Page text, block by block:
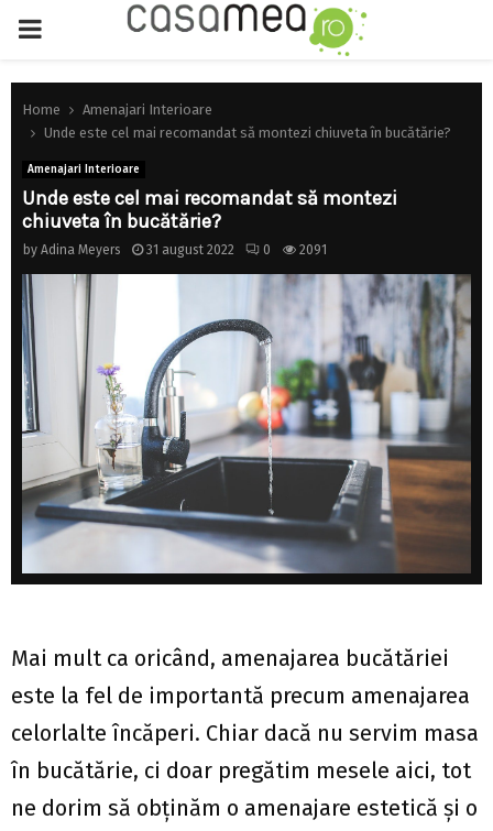
PRIMARY
MENU
Home
Amenajari Interioare
Unde este cel mai recomandat să montezi chiuveta în bucătărie?
Amenajari Interioare
Unde este cel mai recomandat să montezi
chiuveta în bucătărie?
by Adina Meyers 31 august 2022 0 2091
Mai mult ca oricând, amenajarea bucătăriei
este la fel de importantă precum amenajarea
celorlalte încăperi. Chiar dacă nu servim masa
în bucătărie, ci doar pregătim mesele aici, tot
ne dorim să obținăm o amenajare estetică și o